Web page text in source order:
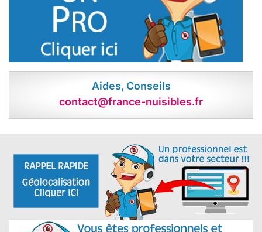
Aides, Conseils
contact@france-nuisibles.fr